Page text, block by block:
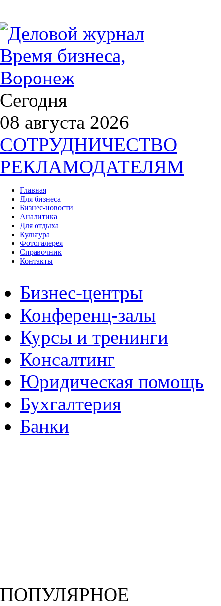
Сегодня
08 августа 2026
СОТРУДНИЧЕСТВО
РЕКЛАМОДАТЕЛЯМ
Главная
Для бизнеса
Бизнес-новости
Аналитика
Для отдыха
Культура
Фотогалерея
Справочник
Контакты
Бизнес-центры
Конференц-залы
Курсы и тренинги
Консалтинг
Юридическая помощь
Бухгалтерия
Банки
ПОПУЛЯРНОЕ